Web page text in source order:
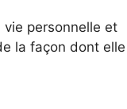
personnelle et
la façon dont elle